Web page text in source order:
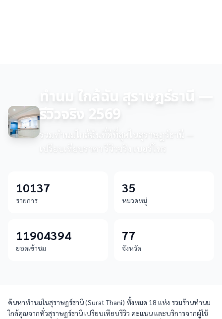
ทำนม ใกล้ฉัน สุราษฎร์ธานี —
รีวิวจริง 2569
รวมทำนมใกล้ฉันที่ดีที่สุดในสุราษฎร์ธานี —
เปรียบเทียบราคา รีวิวจริง เบอร์โทร
10137
รายการ
35
หมวดหมู่
11904394
ยอดเข้าชม
77
จังหวัด
ค้นหาทำนมในสุราษฎร์ธานี (Surat Thani) ทั้งหมด 18 แห่ง รวมร้านทำนม
ใกล้คุณจากทั่วสุราษฎร์ธานี เปรียบเทียบรีวิว คะแนน และบริการจากผู้ใช้